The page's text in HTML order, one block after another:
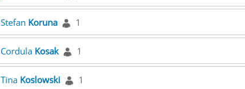
Stefan Koruna 1
Cordula Kosak 1
Tina Koslowski 1